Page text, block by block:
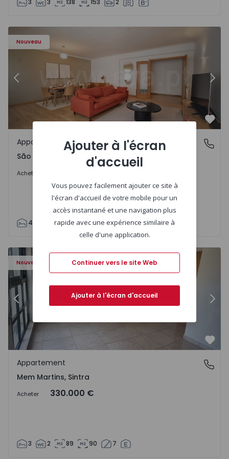
3 3 138 153 2
Nouveau
- 20
Appartement T4 Cascais, São Domingos de Rana -
Précédent
São Domingos de Rana, Lisboa
Appartement
São Domingos de Rana, Lisboa
Acheter
4 119 130 2
Nouveau
- 15
Appartement T3 Sintra, Algueirão-Mem Martins -
Précédent
Mem Martins, Sintra
Appartement
Mem Martins, Sintra
Acheter 330.000 €
3 2 89 90 7
Ajouter à l'écran
d'accueil
Vous pouvez facilement ajouter ce site à
l'écran d'accueil de votre mobile pour un
accès instantané et une navigation plus
rapide avec une expérience similaire à
celle d'une application.
Continuer vers le site Web
Ajouter à l'écran d'accueil